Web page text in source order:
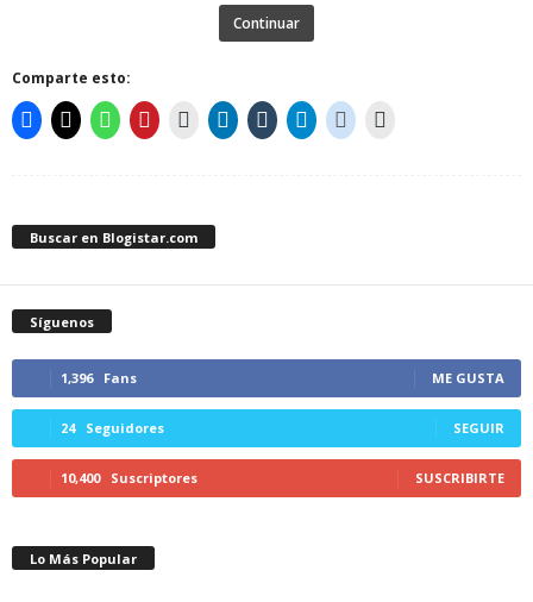
Continuar
Comparte esto:
Buscar en Blogistar.com
Síguenos
1,396 Fans ME GUSTA
24 Seguidores SEGUIR
10,400 Suscriptores SUSCRIBIRTE
Lo Más Popular